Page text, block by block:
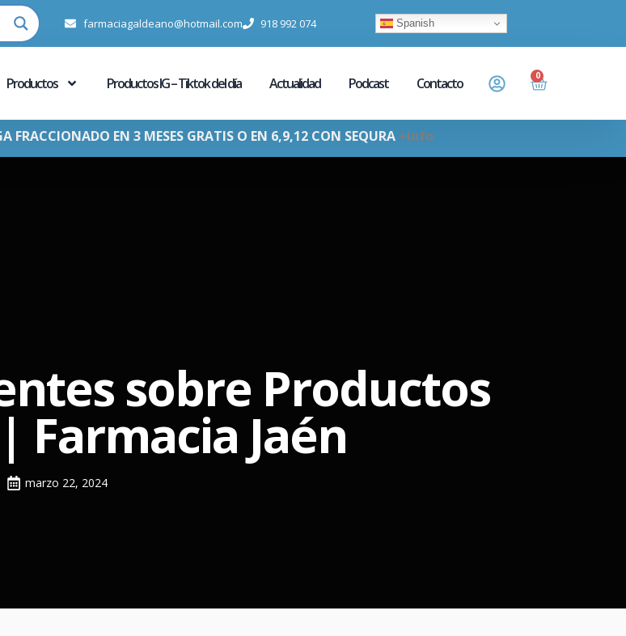
farmaciagaldeano@hotmail.com 918 992 074 Spanish
Productos Productos IG – Tiktok del día Actualidad Podcast Contacto 0
FRACCIONADO EN 3 MESES GRATIS O EN 6,9,12 CON SEQURA +info
sobre Productos
Farmacia Jaén
marzo 22, 2024